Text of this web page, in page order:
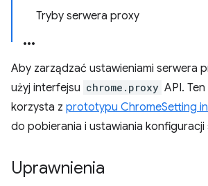
Tryby serwera proxy
Aby zarządzać ustawieniami serwera
użyj interfejsu chrome.proxy API.
korzysta z prototypu ChromeSetting
do pobierania i ustawiania konfiguracji
Uprawnienia